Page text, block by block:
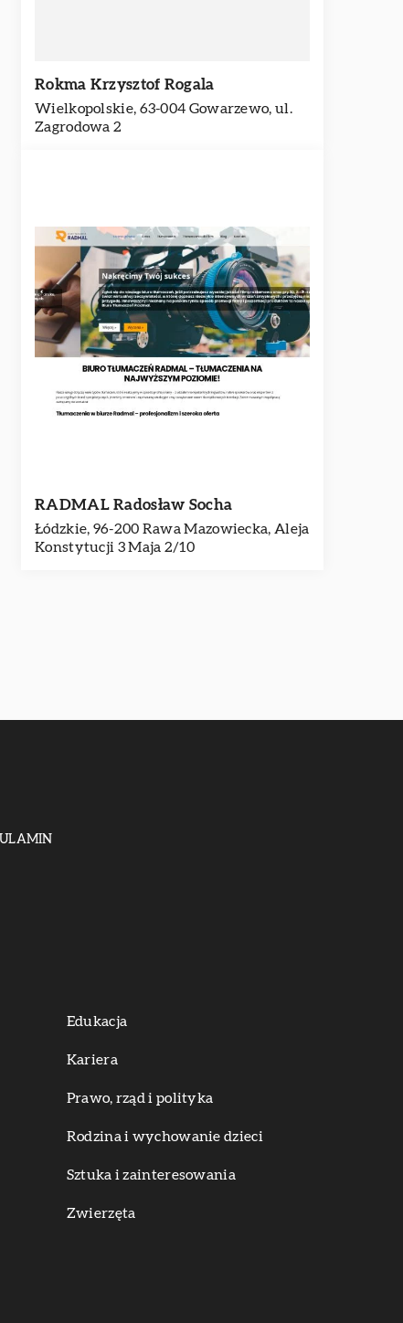
Rokma Krzysztof Rogala
Wielkopolskie, 63-004 Gowarzewo, ul.
Zagrodowa 2
RADMAL Radosław Socha
Łódzkie, 96-200 Rawa Mazowiecka, Aleja
Konstytucji 3 Maja 2/10
Edukacja
Kariera
Prawo, rząd i polityka
Rodzina i wychowanie dzieci
Sztuka i zainteresowania
Zwierzęta